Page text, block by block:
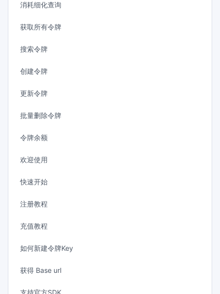
消耗细化查询
获取所有令牌
搜索令牌
创建令牌
更新令牌
批量删除令牌
令牌余额
欢迎使用
快速开始
注册教程
充值教程
如何新建令牌Key
获得 Base url
支持官方SDK